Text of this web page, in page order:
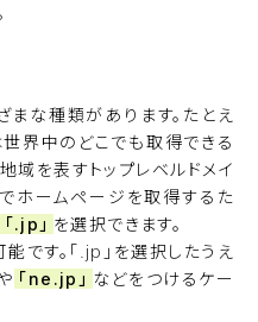
まな種類があります。たとえ
界中のどこでも取得できる
域を表すトップレベルドメイ
ホームページを取得するた
「.jp」 を選択できます。
です。「.jp」を選択したうえ
「ne.jp」 などをつけるケー